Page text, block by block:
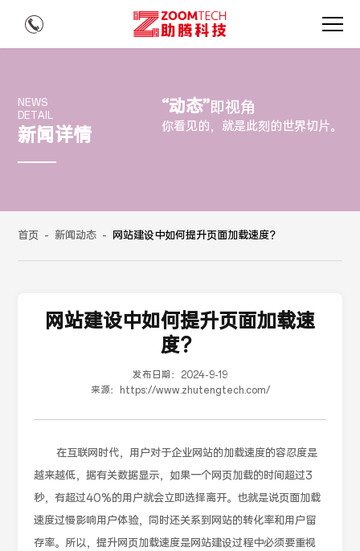
NEWS
DETAIL
新闻详情
“动态”即视角
你看见的，就是此刻的世界切片。
首页 - 新闻动态 - 网站建设中如何提升页面加载速度？
网站建设中如何提升页面加载速
度？
发布日期： 2024-9-19
来源：
https://www.zhutengtech.com/
在互联网时代，用户对于企业网站的加载速度的容忍度是
越来越低，据有关数据显示，如果一个网页加载的时间超过3
秒，有超过40%的用户就会立即选择离开。也就是说页面加载
速度过慢影响用户体验，同时还关系到网站的转化率和用户留
存率。所以，提升网页加载速度是网站建设过程中必须要重视